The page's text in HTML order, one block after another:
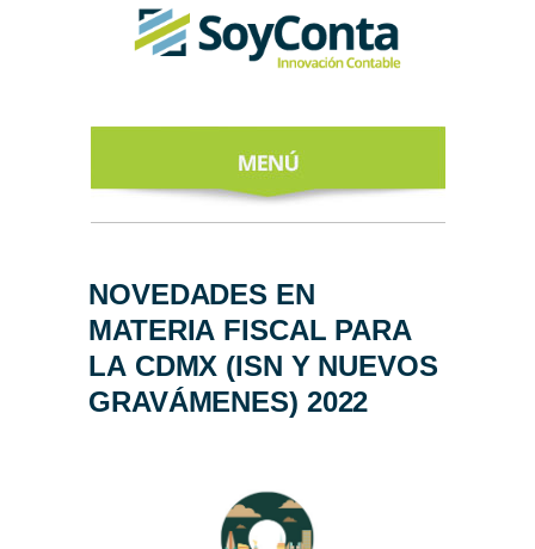
ACERCA DE
NUESTROS
EXPERTOS
TODO SOBRE
AL NEWSLETTER
NOVEDADES EN
MATERIA FISCAL PARA
LA CDMX (ISN Y NUEVOS
GRAVÁMENES) 2022